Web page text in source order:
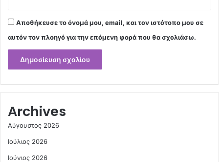
Αποθήκευσε το όνομά μου, email, και τον ιστότοπο μου σε
αυτόν τον πλοηγό για την επόμενη φορά που θα σχολιάσω.
Archives
Αύγουστος 2026
Ιούλιος 2026
Ιούνιος 2026